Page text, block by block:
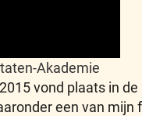
Akademie
vond plaats in
een van mijn